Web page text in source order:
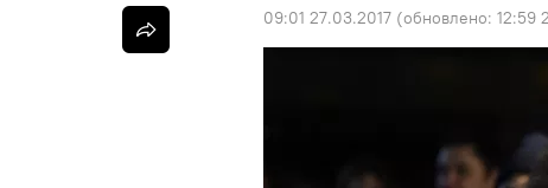
09:01 27.03.2017 (обновлено: 12:59